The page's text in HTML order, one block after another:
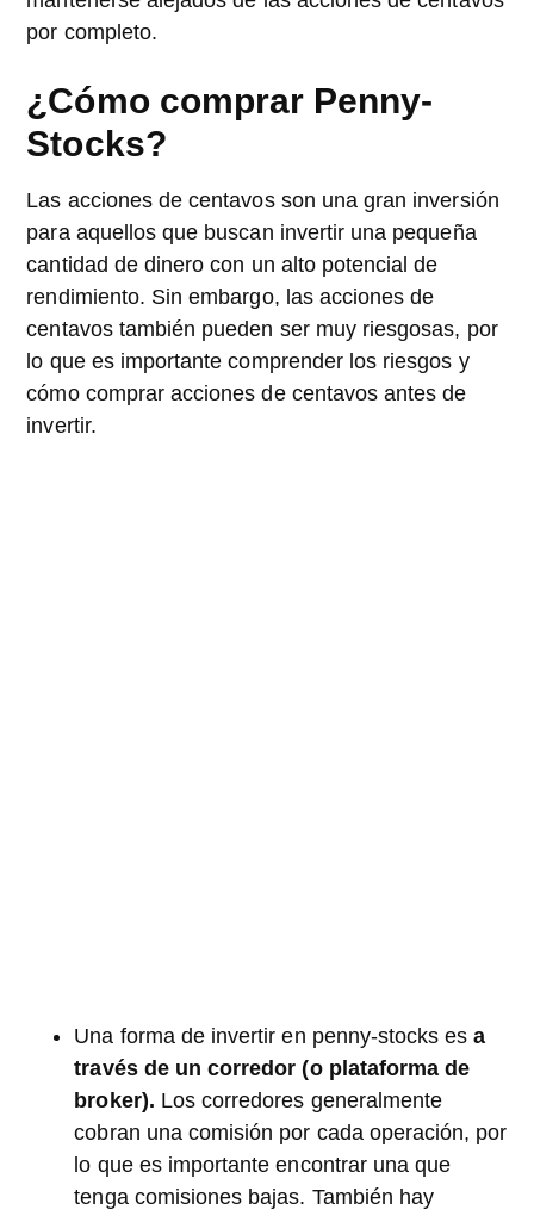
por completo.
¿Cómo comprar Penny-
Stocks?
Las acciones de centavos son una gran inversión
para aquellos que buscan invertir una pequeña
cantidad de dinero con un alto potencial de
rendimiento. Sin embargo, las acciones de
centavos también pueden ser muy riesgosas, por
lo que es importante comprender los riesgos y
cómo comprar acciones de centavos antes de
invertir.
Una forma de invertir en penny-stocks esa
través de un corredor (o plataforma de
broker). Los corredores generalmente
cobran una comisión por cada operación, por
lo que es importante encontrar una que
tenga comisiones bajas. También hay